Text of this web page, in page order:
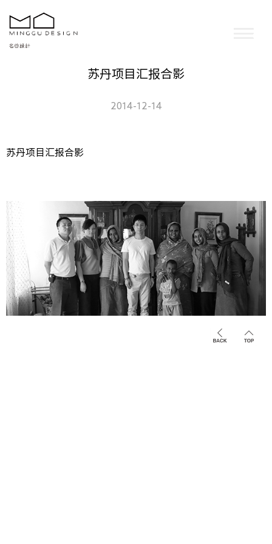
苏丹项目汇报合影
2014-12-14
苏丹项目汇报合影